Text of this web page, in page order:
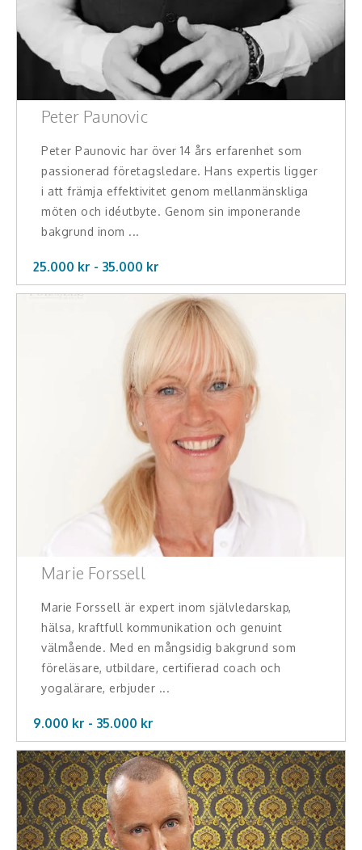
Peter Paunovic
Peter Paunovic har över 14 års erfarenhet som
passionerad företagsledare. Hans expertis ligger
i att främja effektivitet genom mellanmänskliga
möten och idéutbyte. Genom sin imponerande
bakgrund inom ...
25.000 kr - 35.000 kr
Marie Forssell
Marie Forssell är expert inom självledarskap,
hälsa, kraftfull kommunikation och genuint
välmående. Med en mångsidig bakgrund som
föreläsare, utbildare, certifierad coach och
yogalärare, erbjuder ...
9.000 kr - 35.000 kr